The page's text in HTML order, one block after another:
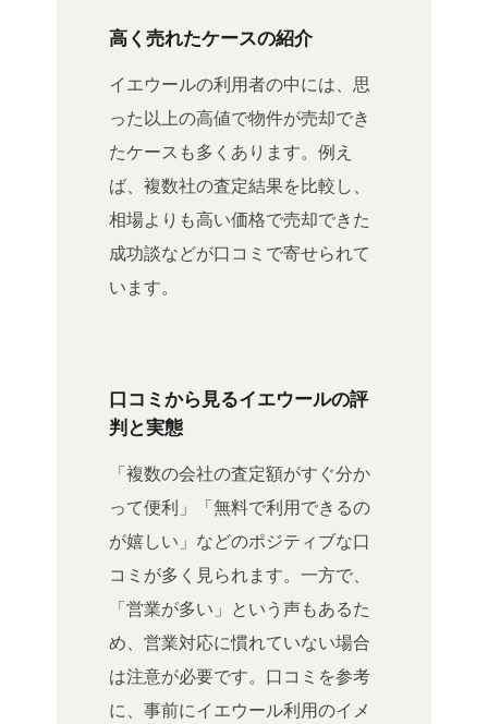
高く売れたケースの紹介
イエウールの利用者の中には、思
った以上の高値で物件が売却でき
たケースも多くあります。例え
ば、複数社の査定結果を比較し、
相場よりも高い価格で売却できた
成功談などが口コミで寄せられて
います。
口コミから見るイエウールの評
判と実態
「複数の会社の査定額がすぐ分か
って便利」「無料で利用できるの
が嬉しい」などのポジティブな口
コミが多く見られます。一方で、
「営業が多い」という声もあるた
め、営業対応に慣れていない場合
は注意が必要です。口コミを参考
に、事前にイエウール利用のイメ